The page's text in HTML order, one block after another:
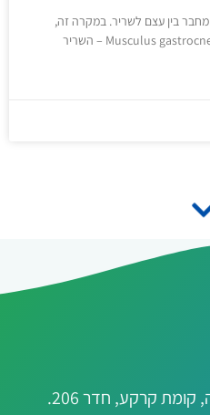
בין עצם לשריר. במקרה זה,
קרקע, חדר 206.